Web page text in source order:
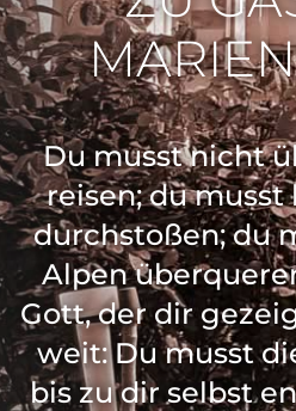
Du musst nicht
reisen; du musst
durchstoßen; du
Alpen
Gott, der dir
weit: Du musst
bis zu dir selbst